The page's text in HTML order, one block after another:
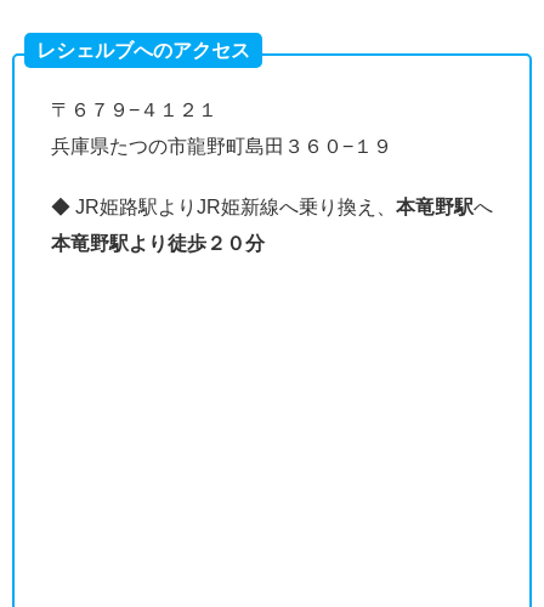
レシェルブへのアクセス
〒６７９−４１２１
兵庫県たつの市龍野町島田３６０−１９
◆ JR姫路駅よりJR姫新線へ乗り換え、 本竜野駅へ
本竜野駅より徒歩２０分